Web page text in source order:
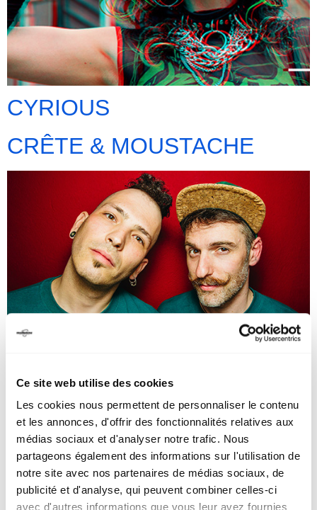
Ce site web utilise des cookies
Les cookies nous permettent de personnaliser le contenu
et les annonces, d'offrir des fonctionnalités relatives aux
médias sociaux et d'analyser notre trafic. Nous
partageons également des informations sur l'utilisation de
notre site avec nos partenaires de médias sociaux, de
publicité et d'analyse, qui peuvent combiner celles-ci
avec d'autres informations que vous leur avez fournies
CYRIOUS
CRÊTE & MOUSTACHE
BATTLE BD
DUBANKO